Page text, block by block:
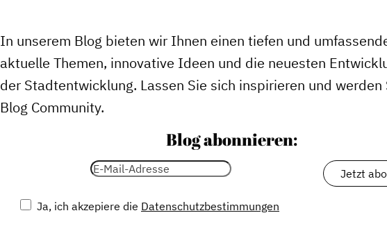
In unserem Blog bieten wir Ihnen einen tiefen und
aktuelle Themen, innovative Ideen und die neuesten
der Stadtentwicklung. Lassen Sie sich inspirieren und werden
Blog Community.
Blog abonnieren:
Ja, ich akzepiere die Datenschutzbestimmungen